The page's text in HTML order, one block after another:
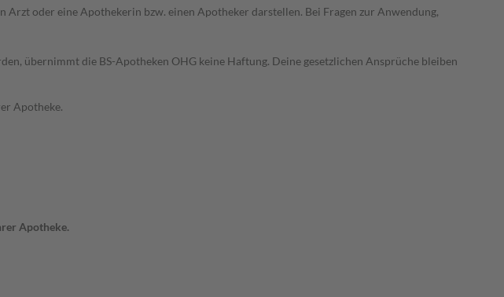
oder eine Apothekerin bzw. einen Apotheker darstellen. Bei Fragen zur Anwendung,
übernimmt die BS-Apotheken OHG keine Haftung. Deine gesetzlichen Ansprüche bleiben
Apotheke.
Apotheke.